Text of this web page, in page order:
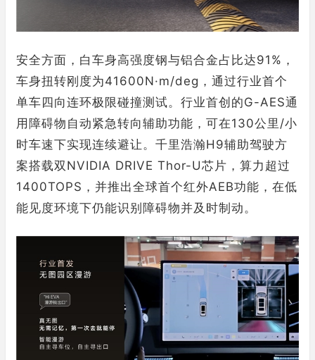
安全方面，白车身高强度钢与铝合金占比达91%，
车身扭转刚度为41600N·m/deg，通过行业首个
单车四向连环极限碰撞测试。行业首创的G-AES通
用障碍物自动紧急转向辅助功能，可在130公里/小
时车速下实现连续避让。千里浩瀚H9辅助驾驶方
案搭载双NVIDIA DRIVE Thor-U芯片，算力超过
1400TOPS，并推出全球首个红外AEB功能，在低
能见度环境下仍能识别障碍物并及时制动。